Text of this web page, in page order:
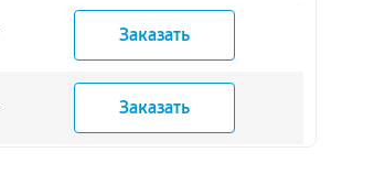
Заказать
Заказать